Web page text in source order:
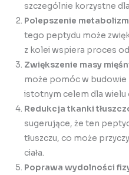
szczególnie korzystne
Polepszenie
tego peptydu może
z kolei wspiera proces
Zwiększenie masy
może pomóc w
istotnym celem dla wielu
Redukcja tkanki
sugerujące, że ten
tłuszczu, co może
ciała.
Poprawa wydolności